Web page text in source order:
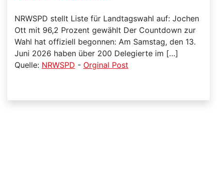
NRWSPD stellt Liste für Landtagswahl auf: Jochen
Ott mit 96,2 Prozent gewählt Der Countdown zur
Wahl hat offiziell begonnen: Am Samstag, den 13.
Juni 2026 haben über 200 Delegierte im […]
Quelle: NRWSPD - Orginal Post